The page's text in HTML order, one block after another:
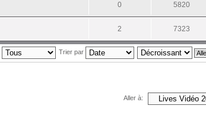
0 5820
2 7323
Trier par
Aller à: